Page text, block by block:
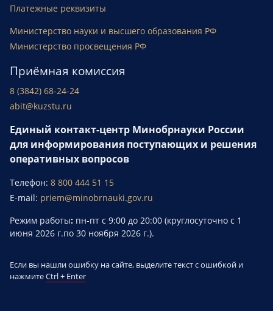
Платежные реквизиты
Министерство науки и высшего образования РФ
Министерство просвещения РФ
Приёмная комиссия
8 (3842) 68-24-24
abit@kuzstu.ru
Единый контакт-центр Минобрнауки России
для информирования поступающих и решения
оперативных вопросов
Телефон: 8 800 444 51 15
E-mail: priem@minobrnauki.gov.ru
Режим работы: пн-пт с 9:00 до 20:00 (круглосуточно с 1
июня 2026 г.по 30 ноября 2026 г.).
Если вы нашли ошибку на сайте, выделите текст с ошибкой и
нажмитеCtrl + Enter